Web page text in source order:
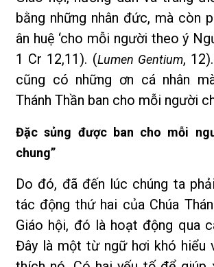
bằng những nhân đức, mà còn
ân huệ ‘cho mỗi người theo ý
1 Cr 12,11). (Lumen Gentium,
cũng có những ơn cá nhân
Thánh Thần ban cho mỗi người
Đặc sủng được ban cho mỗi
chung”
Do đó, đã đến lúc chúng ta
tác động thứ hai của Chúa
Giáo hội, đó là hoạt động qua
Đây là một từ ngữ hơi khó hiểu